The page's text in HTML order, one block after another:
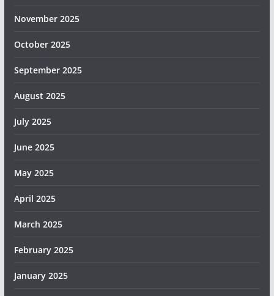
November 2025
October 2025
September 2025
August 2025
July 2025
June 2025
May 2025
April 2025
March 2025
February 2025
January 2025